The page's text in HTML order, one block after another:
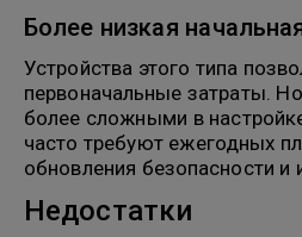
Более низкая
Устройства этого типа
первоначальные затраты.
более сложными в
часто требуют ежегодных
обновления безопасности и
Недостатки